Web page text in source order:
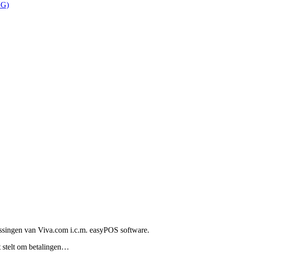
van Viva.com i.c.m. easyPOS software.
stelt om betalingen…